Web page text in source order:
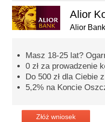
Alior
Alior Bank
Masz 18-25 lat?
0 zł za prowadzenie
Do 500 zł dla Ciebie
5,2% na Koncie
Złóż wniosek